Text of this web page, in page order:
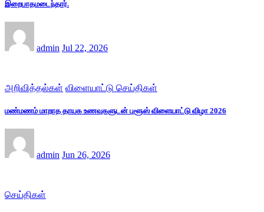
இறைபாதமடைந்தார்.
admin Jul 22, 2026
அறிவித்தல்கள் விளையாட்டு செய்திகள்
மண்மணம் மாறாத தாயக உணவுகளுடன் புளூஸ் விளையாட்டு விழா 2026
admin Jun 26, 2026
செய்திகள்